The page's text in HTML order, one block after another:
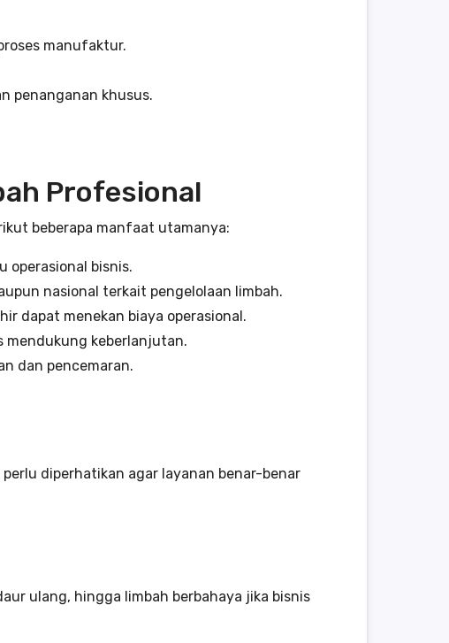
manufaktur.
penanganan khusus.
Profesional
beberapa manfaat utamanya:
operasional bisnis.
nasional terkait pengelolaan limbah.
dapat menekan biaya operasional.
mendukung keberlanjutan.
dan pencemaran.
diperhatikan agar layanan benar-benar
ulang, hingga limbah berbahaya jika bisnis